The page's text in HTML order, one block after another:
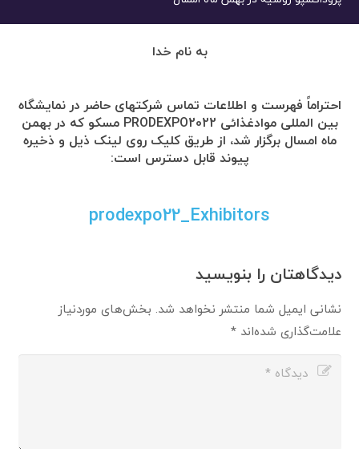
به نام خدا
احتراماً فهرست و اطلاعات تماس شرکتهای حاضر در نمایشگاه
بین المللی موادغذائی PRODEXPO2022 مسکو که در بهمن
ماه امسال برگزار شد، از طریق کلیک روی لینک ذیل و ذخیره
پیوند قابل دسترس است:
prodexpo22_Exhibitors
دیدگاهتان را بنویسید
نشانی ایمیل شما منتشر نخواهد شد. بخش‌های موردنیاز
علامت‌گذاری شده‌اند*